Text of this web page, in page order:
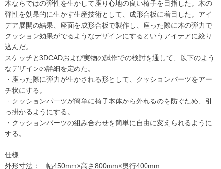
木ならではの弾性を生かして座り心地の良い椅子を目指した。木の
弾性を効果的に生かす生産技術として、成形合板に着目した。アイ
デア展開の結果、座面を成形合板で製作し、座った際に木の弾力で
クッション効果がでるようなデザインにするというアイデアに絞り
込んだ。
スケッチと3DCADおよび実物の試作での検討を通して、以下のよう
なデザインの詳細を定めた。
・座った際に弾力が生かされる形として、クッションパーツをアー
チ状にする。
・クッションパーツが簡単に椅子本体から外れるのを防ぐため、引
っ掛かるようにする。
・クッションパーツの組み合わせを簡単に自由に変えられるように
する。
仕様
外形寸法： 幅450mm×高さ800mm×奥行400mm